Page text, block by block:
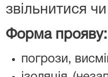
звільнитися
Форма прояву:
погрози,